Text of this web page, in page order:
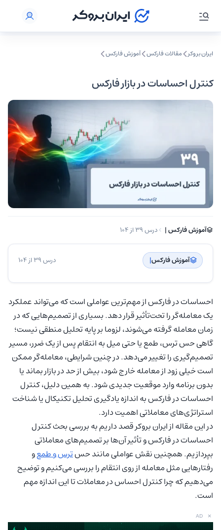
ایران بروکر مقالات فارکس آموزش فارکس
کنترل احساسات در بازار فارکس
آموزش فارکس | ‌ درس 39 از 104
آموزش فارکس| ‌ درس 39 از 104
احساسات در فارکس از مهم‌ترین عواملی است که می‌تواند عملکرد
یک معامله‌گر را تحت‌تأثیر قرار دهد. بسیاری از تصمیم‌هایی که در
زمان معامله گرفته می‌شوند، لزوما بر پایه تحلیل منطقی نیست؛
گاهی حس ترس، طمع یا حتی میل به انتقام پس از یک ضرر، مسیر
تصمیم‌گیری را تغییر می‌دهد. در چنین شرایطی، معامله‌گر ممکن
است خیلی زود از معامله خارج شود، بیش از حد در بازار بماند یا
بدون برنامه وارد موقعیت جدیدی شود. به همین دلیل، کنترل
احساسات در فارکس به اندازه یادگیری تحلیل تکنیکال یا شناخت
استراتژی‌های معاملاتی اهمیت دارد.
در این مقاله از ایران بروکر قصد داریم به بررسی بحث کنترل
احساسات در فارکس و تأثیر آن‌ها بر تصمیم‌های معاملاتی
بپردازیم. همچنین نقش عواملی مانند حسترس و طمعو
رفتارهایی مثل معامله از روی انتقام را بررسی می‌کنیم و توضیح
می‌دهیم که چرا کنترل احساس در معاملات تا این اندازه مهم
است.
AD ×